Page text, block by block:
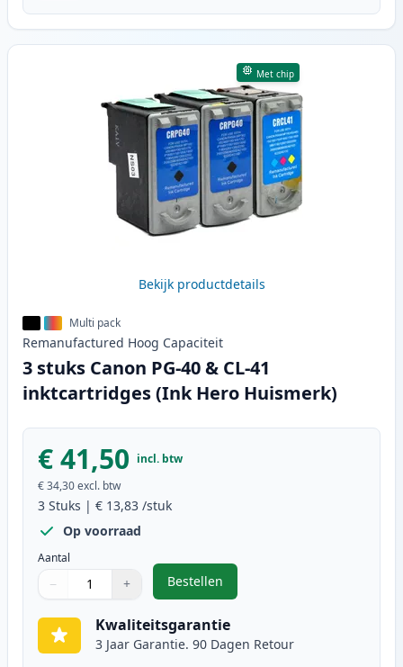
Met chip
Bekijk productdetails
Multi pack
Remanufactured Hoog Capaciteit
3 stuks Canon PG-40 & CL-41
inktcartridges (Ink Hero Huismerk)
€ 41,50 incl. btw
€ 34,30excl. btw
3 Stuks | € 13,83 /stuk
Op voorraad
Aantal
Gebruik de knoppen om aan te passen
− +
1
Bestellen
,3 stuks Canon PG-40 & CL-41
Kwaliteitsgarantie
3 Jaar Garantie. 90 Dagen Retour